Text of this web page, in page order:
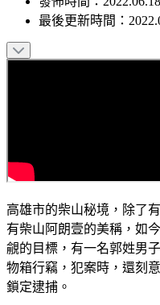
發佈時間：
高雄市的柴山秘境，除了
有柴山阿朗壹的美稱，如
覦的目標，有一名郭姓男
物箱行竊，犯案時，還刻